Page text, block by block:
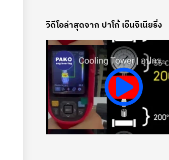
วิดีโอล่าสุดจาก ปาโก้ เอ็นจิเนียริ่ง